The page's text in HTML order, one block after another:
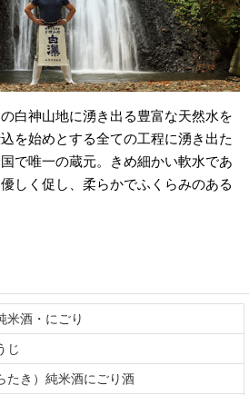
白神山地に湧き出る豊富な天然水を
を始めとする全ての工程に湧き出た
で唯一の蔵元。きめ細かい軟水であ
しく促し、柔らかでふくらみのある
米酒・にごり
じ
たき）純米酒にごり酒